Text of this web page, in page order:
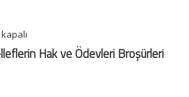
Hak ve Ödevleri Broşürleri